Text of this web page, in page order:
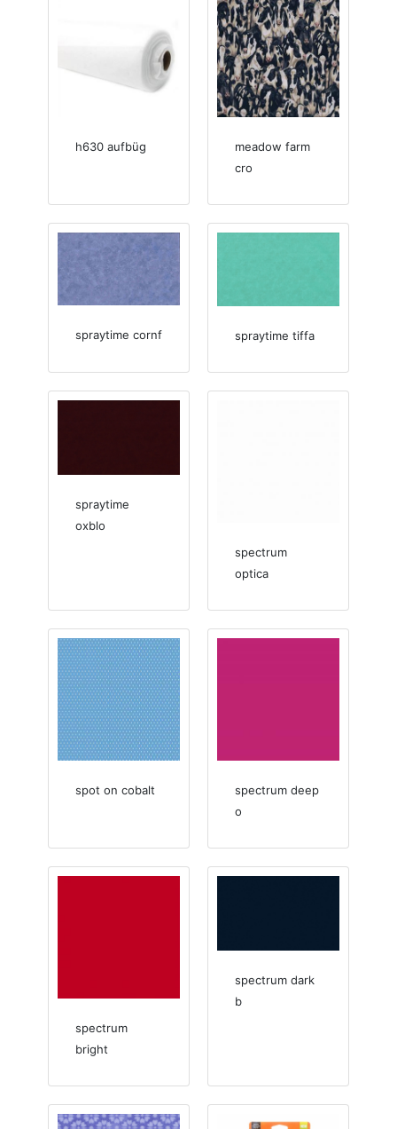
h630 aufbüg
meadow farm
cro
spraytime cornf spraytime tiffa
spraytime
oxblo
spectrum
optica
spot on cobalt
spectrum deep
o
spectrum
bright
spectrum dark
b